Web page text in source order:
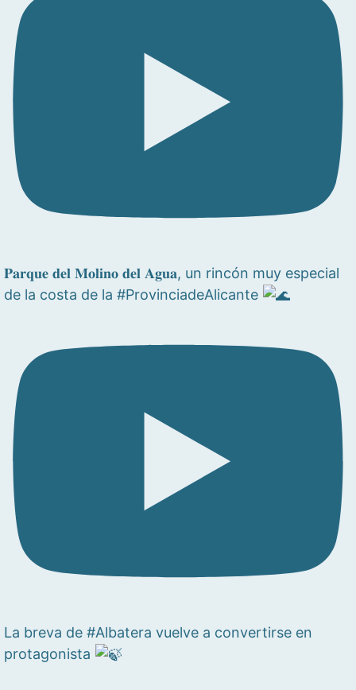
𝐏𝐚𝐫𝐪𝐮𝐞 𝐝𝐞𝐥 𝐌𝐨𝐥𝐢𝐧𝐨 𝐝𝐞𝐥 𝐀𝐠𝐮𝐚, un rincón muy especial
de la costa de la #ProvinciadeAlicante
La breva de #Albatera vuelve a convertirse en
protagonista